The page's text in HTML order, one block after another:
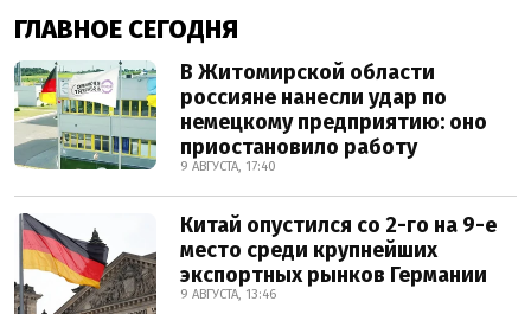
ГЛАВНОЕ СЕГОДНЯ
В Житомирской области
россияне нанесли удар по
немецкому предприятию: оно
приостановило работу
9 АВГУСТА, 17:40
Китай опустился со 2-го на 9-е
место среди крупнейших
экспортных рынков Германии
9 АВГУСТА, 13:46